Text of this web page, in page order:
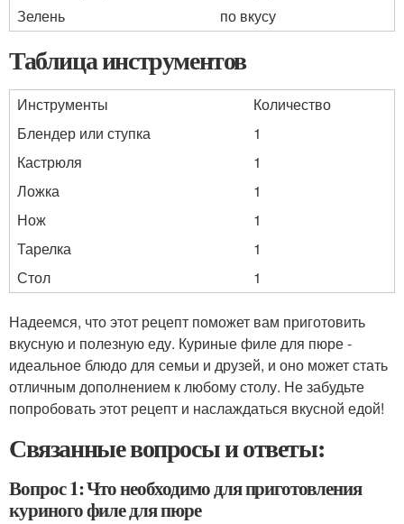
Зелень
по вкусу
Таблица инструментов
Инструменты
Количество
Блендер или ступка
1
Кастрюля
1
Ложка
1
Нож
1
Тарелка
1
Стол
1
Надеемся, что этот рецепт поможет вам приготовить
вкусную и полезную еду. Куриные филе для пюре -
идеальное блюдо для семьи и друзей, и оно может стать
отличным дополнением к любому столу. Не забудьте
попробовать этот рецепт и наслаждаться вкусной едой!
Связанные вопросы и ответы:
Вопрос 1: Что необходимо для приготовления
куриного филе для пюре